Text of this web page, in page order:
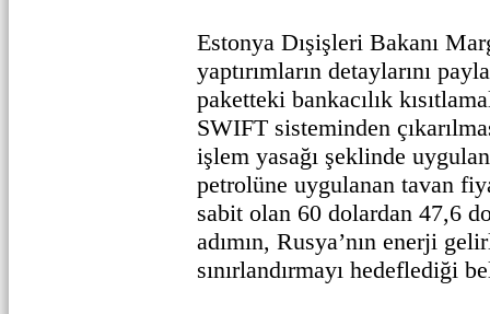
Estonya Dışişleri Bakanı
yaptırımların detaylarını
paketteki bankacılık
SWIFT sisteminden
işlem yasağı şeklinde
petrolüne uygulanan tavan
sabit olan 60 dolardan 47,6
adımın, Rusya’nın enerji
sınırlandırmayı hedeflediği